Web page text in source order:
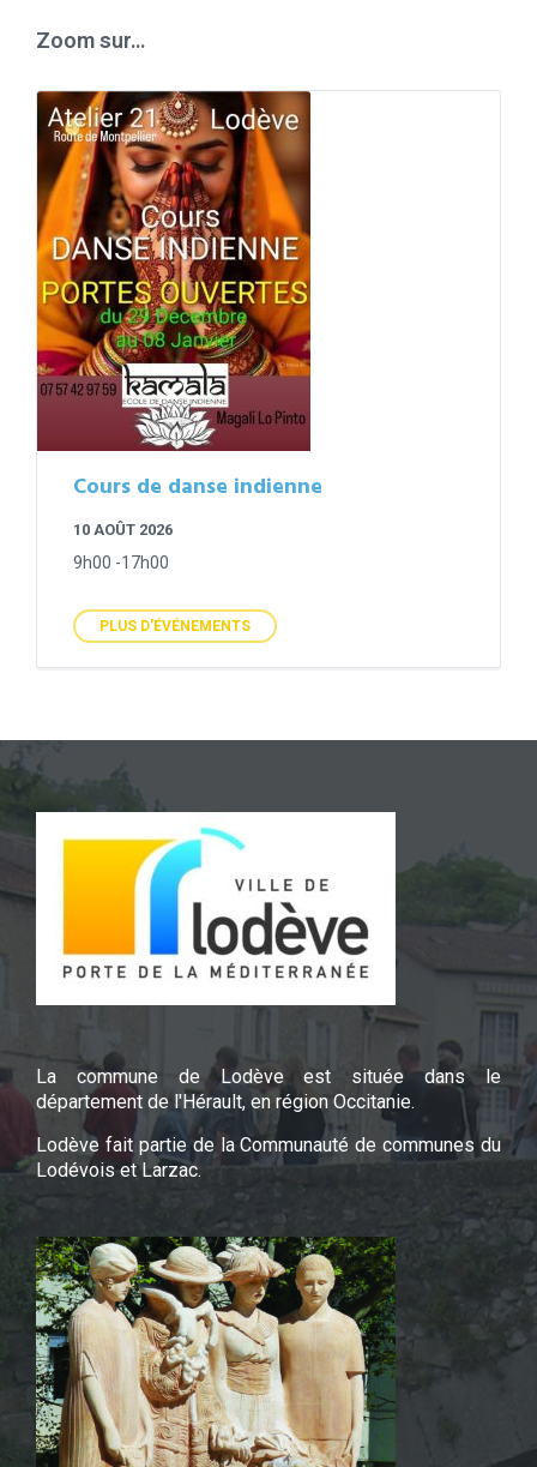
Zoom sur…
Cours de danse indienne
10 AOÛT 2026
9h00 -17h00
PLUS D'ÉVÉNEMENTS
La commune de Lodève est située dans le
département de l'Hérault, en région Occitanie.
Lodève fait partie de la Communauté de communes du
Lodévois et Larzac.